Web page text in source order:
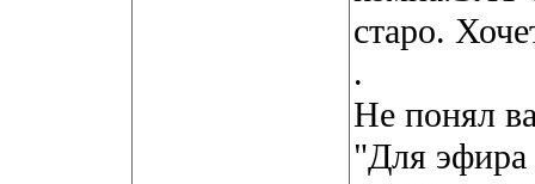
старо.
.
Не понял
"Для эфира